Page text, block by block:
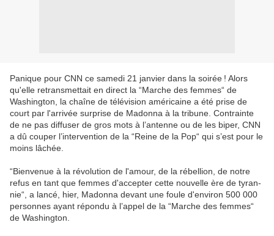
Panique pour CNN ce samedi 21 janvier dans la soirée ! Alors
qu'elle retrans­met­tait en direct la “Marche des femmes“ de
Washing­ton, la chaîne de télé­vi­sion améri­caine a été prise de
court par l'arri­vée surprise de Madonna à la tribune. Contrainte
de ne pas diffu­ser de gros mots à l’an­tenne ou de les biper, CNN
a dû couper l’in­ter­ven­tion de la “Reine de la Pop“ qui s’est pour le
moins lâchée.
“Bien­ve­nue à la révo­lu­tion de l'amour, de la rébel­lion, de notre
refus en tant que femmes d'accep­ter cette nouvelle ère de tyran­
nie“, a lancé, hier, Madonna devant une foule d'envi­ron 500 000
personnes ayant répondu à l’ap­pel de la “Marche des femmes“
de Washing­ton.